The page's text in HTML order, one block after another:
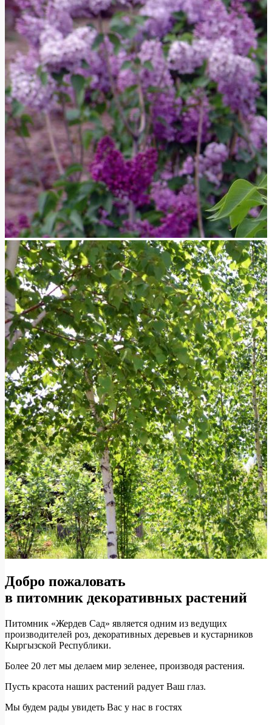
Добро пожаловать
в питомник декоративных растений
Питомник «Жердев Сад» является одним из ведущих
производителей роз, декоративных деревьев и кустарников
Кыргызской Республики.
Более 20 лет мы делаем мир зеленее, производя растения.
Пусть красота наших растений радует Ваш глаз.
Мы будем рады увидеть Вас у нас в гостях